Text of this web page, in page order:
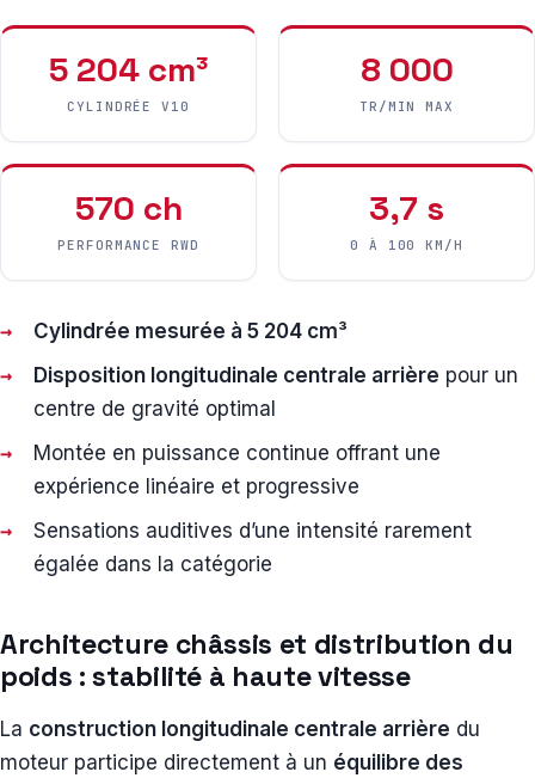
5 204 cm³
CYLINDRÉE V10
8 000
TR/MIN MAX
570 ch
PERFORMANCE RWD
3,7 s
0 À 100 KM/H
Cylindrée mesurée à 5 204 cm³
Disposition longitudinale centrale arrière pour un
centre de gravité optimal
Montée en puissance continue offrant une
expérience linéaire et progressive
Sensations auditives d’une intensité rarement
égalée dans la catégorie
Architecture châssis et distribution du
poids : stabilité à haute vitesse
La construction longitudinale centrale arrière du
moteur participe directement à un équilibre des